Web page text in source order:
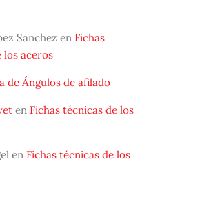
Sanchez en Fichas
los aceros
de Ángulos de afilado
en Fichas técnicas de los
en Fichas técnicas de los